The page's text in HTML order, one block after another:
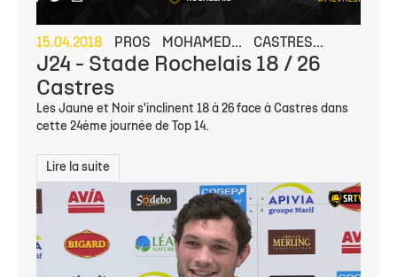
15.04.2018 PROS MOHAMED... CASTRES...
J24 - Stade Rochelais 18 / 26
Castres
Les Jaune et Noir s'inclinent 18 à 26 face à Castres dans
cette 24ème journée de Top 14.
Lire la suite